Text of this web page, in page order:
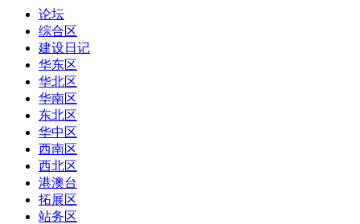
论坛
综合区
建设日记
华东区
华北区
华南区
东北区
华中区
西南区
西北区
港澳台
拓展区
站务区